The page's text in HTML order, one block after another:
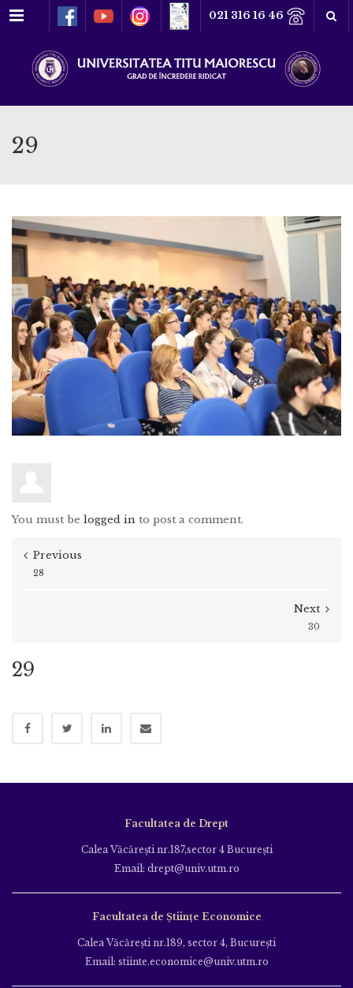
Meniu 021 316 16 46
29
You must be logged in to post a comment.
Previous
28
Next
30
29
Facultatea de Drept
Calea Văcăreşti nr.187,sector 4 Bucureşti
Email: drept@univ.utm.ro
Facultatea de Științe Economice
Calea Văcăreşti nr.189, sector 4, Bucureşti
Email: stiinte.economice@univ.utm.ro